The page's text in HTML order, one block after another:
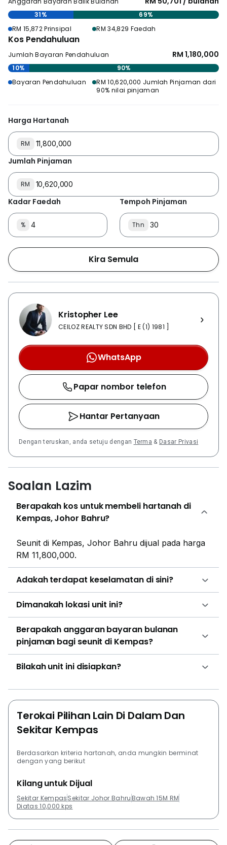
31%
69%
RM 15,872 Prinsipal
RM 34,829 Faedah
Kos Pendahuluan
Jumlah Bayaran Pendahuluan RM 1,180,000
10%
90%
Bayaran Pendahuluan
RM 10,620,000 Jumlah Pinjaman dari
90% nilai pinjaman
Harga Hartanah
RM
Jumlah Pinjaman
RM
Kadar Faedah
%
Tempoh Pinjaman
Thn
Kira Semula
Kristopher Lee
CEILOZ REALTY SDN BHD [ E (1) 1981 ]
WhatsApp
Papar nombor telefon
Hantar Pertanyaan
Dengan teruskan, anda setuju dengan Terma & Dasar Privasi
Soalan Lazim
Berapakah kos untuk membeli hartanah di
Kempas, Johor Bahru?
Seunit di Kempas, Johor Bahru dijual pada harga
RM 11,800,000.
Adakah terdapat keselamatan di sini?
Dimanakah lokasi unit ini?
Berapakah anggaran bayaran bulanan
pinjaman bagi seunit di Kempas?
Bilakah unit ini disiapkan?
Terokai Pilihan Lain Di Dalam Dan
Sekitar Kempas
Berdasarkan kriteria hartanah, anda mungkin berminat
dengan yang berikut
Kilang untuk Dijual
Sekitar KempasSekitar Johor Bahru Bawah 15M RM
Diatas 10,000 kps